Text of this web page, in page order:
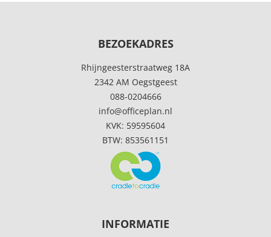
BEZOEKADRES
Rhijngeesterstraatweg 18A
2342 AM Oegstgeest
088-0204666
info@officeplan.nl
KVK: 59595604
BTW: 853561151
INFORMATIE